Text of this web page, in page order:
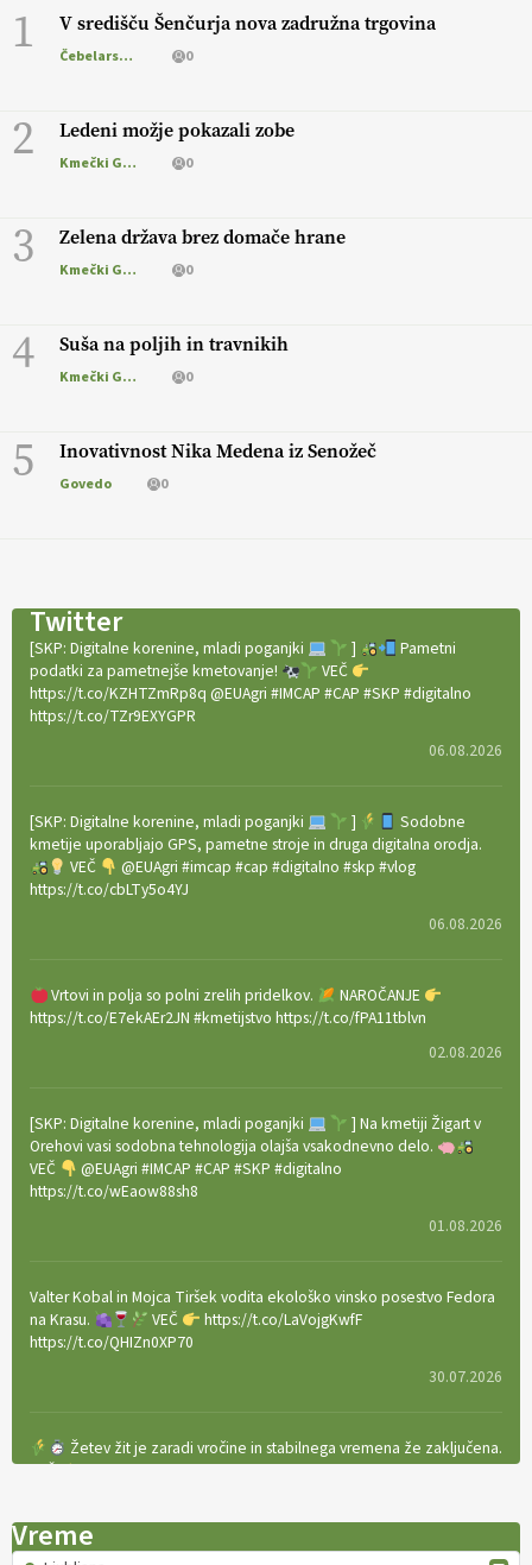
1 V središču Šenčurja nova zadružna trgovina
Čebelarstvo 0
2 Ledeni možje pokazali zobe
Kmečki Glas 0
3 Zelena država brez domače hrane
Kmečki Glas 0
4 Suša na poljih in travnikih
Kmečki Glas 0
5 Inovativnost Nika Medena iz Senožeč
Govedo 0
Twitter
[SKP: Digitalne korenine, mladi poganjki ]
Pametni
podatki za pametnejše kmetovanje!
VEČ
https://t.co/KZHTZmRp8q @EUAgri #IMCAP #CAP #SKP #digitalno
https://t.co/TZr9EXYGPR
06.08.2026
[SKP: Digitalne korenine, mladi poganjki ]
Sodobne
kmetije uporabljajo GPS, pametne stroje in druga digitalna orodja.
VEČ
@EUAgri #imcap #cap #digitalno #skp #vlog
https://t.co/cbLTy5o4YJ
06.08.2026
Vrtovi in polja so polni zrelih pridelkov.
NAROČANJE
https://t.co/E7ekAEr2JN #kmetijstvo https://t.co/fPA11tblvn
02.08.2026
[SKP: Digitalne korenine, mladi poganjki
] Na kmetiji Žigart v
Orehovi vasi sodobna tehnologija olajša vsakodnevno delo.
VEČ
@EUAgri #IMCAP #CAP #SKP #digitalno
https://t.co/wEaow88sh8
01.08.2026
Valter Kobal in Mojca Tiršek vodita ekološko vinsko posestvo Fedora
na Krasu.
VEČ
https://t.co/LaVojgKwfF
https://t.co/QHIZn0XP70
30.07.2026
Žetev žit je zaradi vročine in stabilnega vremena že zaključena.
VEČ
https://t.co/bBWaIz6Hhh https://t.co/TtKoOF5ENS
Vreme